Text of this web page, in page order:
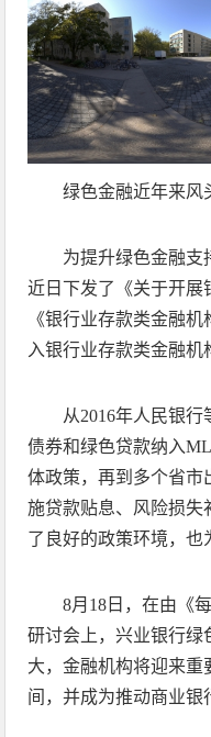
绿色金融近年来风
为提升绿色金融支
近日下发了《关于开展
《银行业存款类金融
入银行业存款类金融机
从2016年人民银
债券和绿色贷款纳入
体政策，再到多个省市
施贷款贴息、风险损失
了良好的政策环境，
8月18日，在由《
研讨会上，兴业银行绿
大，金融机构将迎来
间，并成为推动商业银